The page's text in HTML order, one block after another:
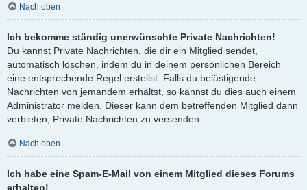
Nach oben
Ich bekomme ständig unerwünschte Private Nachrichten!
Du kannst Private Nachrichten, die dir ein Mitglied sendet,
automatisch löschen, indem du in deinem persönlichen Bereich
eine entsprechende Regel erstellst. Falls du belästigende
Nachrichten von jemandem erhältst, so kannst du dies auch einem
Administrator melden. Dieser kann dem betreffenden Mitglied dann
verbieten, Private Nachrichten zu versenden.
Nach oben
Ich habe eine Spam-E-Mail von einem Mitglied dieses Forums
erhalten!